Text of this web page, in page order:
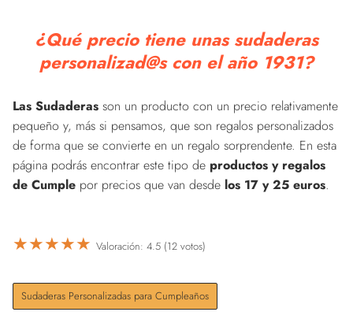
¿Qué precio tiene unas sudaderas
personalizad@s con el año 1931?
Las Sudaderas son un producto con un precio relativamente
pequeño y, más si pensamos, que son regalos personalizados
de forma que se convierte en un regalo sorprendente. En esta
página podrás encontrar este tipo de productos y regalos
de Cumple por precios que van desde los 17 y 25 euros.
★★★★★ Valoración: 4.5 (12 votos)
Sudaderas Personalizadas para Cumpleaños